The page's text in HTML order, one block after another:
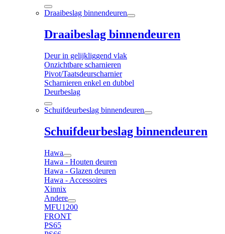
Draaibeslag binnendeuren
Draaibeslag binnendeuren
Deur in gelijkliggend vlak
Onzichtbare scharnieren
Pivot/Taatsdeurscharnier
Scharnieren enkel en dubbel
Deurbeslag
Schuifdeurbeslag binnendeuren
Schuifdeurbeslag binnendeuren
Hawa
Hawa - Houten deuren
Hawa - Glazen deuren
Hawa - Accessoires
Xinnix
Andere
MFU1200
FRONT
PS65